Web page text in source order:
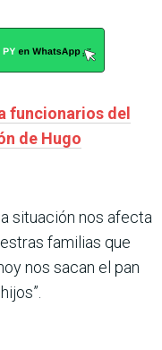
funcionarios del
de Hugo
situación nos afecta
familias que
nos sacan el pan